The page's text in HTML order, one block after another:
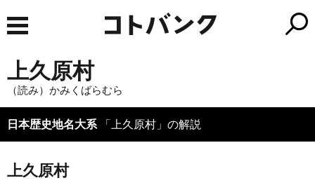
上久原村
（読み）かみくばらむら
日本歴史地名大系 「上久原村」の解説
上久原村